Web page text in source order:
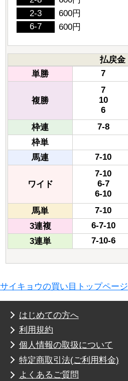
2-3
600円
6-7
600円
払戻金
単勝
7
複勝
7
10
6
枠連
7-8
枠単
馬連
7-10
ワイド
7-10
6-7
6-10
馬単
7-10
3連複
6-7-10
3連単
7-10-6
サイキョウの買い目トップページ
はじめての方へ
利用規約
個人情報の取扱について
特定商取引法(ご利用料金)
よくあるご質問